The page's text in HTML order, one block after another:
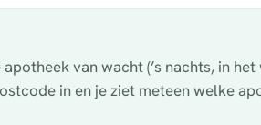
van wacht (’s nachts, in
in en je ziet meteen welke